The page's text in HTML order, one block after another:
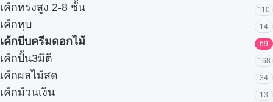
เค้กทรงสูง 2-8 ชั้น 110
เค้กทุบ 14
เค้กบีบครีมดอกไม้ 69
เค้กปั้น3มิติ 168
เค้กผลไม้สด 34
เค้กม้วนเงิน 13